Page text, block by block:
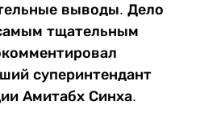
выводы. Дело
тщательным
суперинтендант
Амитабх Синха.